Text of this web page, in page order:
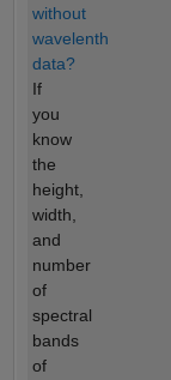
without
wavelenth
data?
If
you
know
the
height,
width,
and
number
of
spectral
bands
of